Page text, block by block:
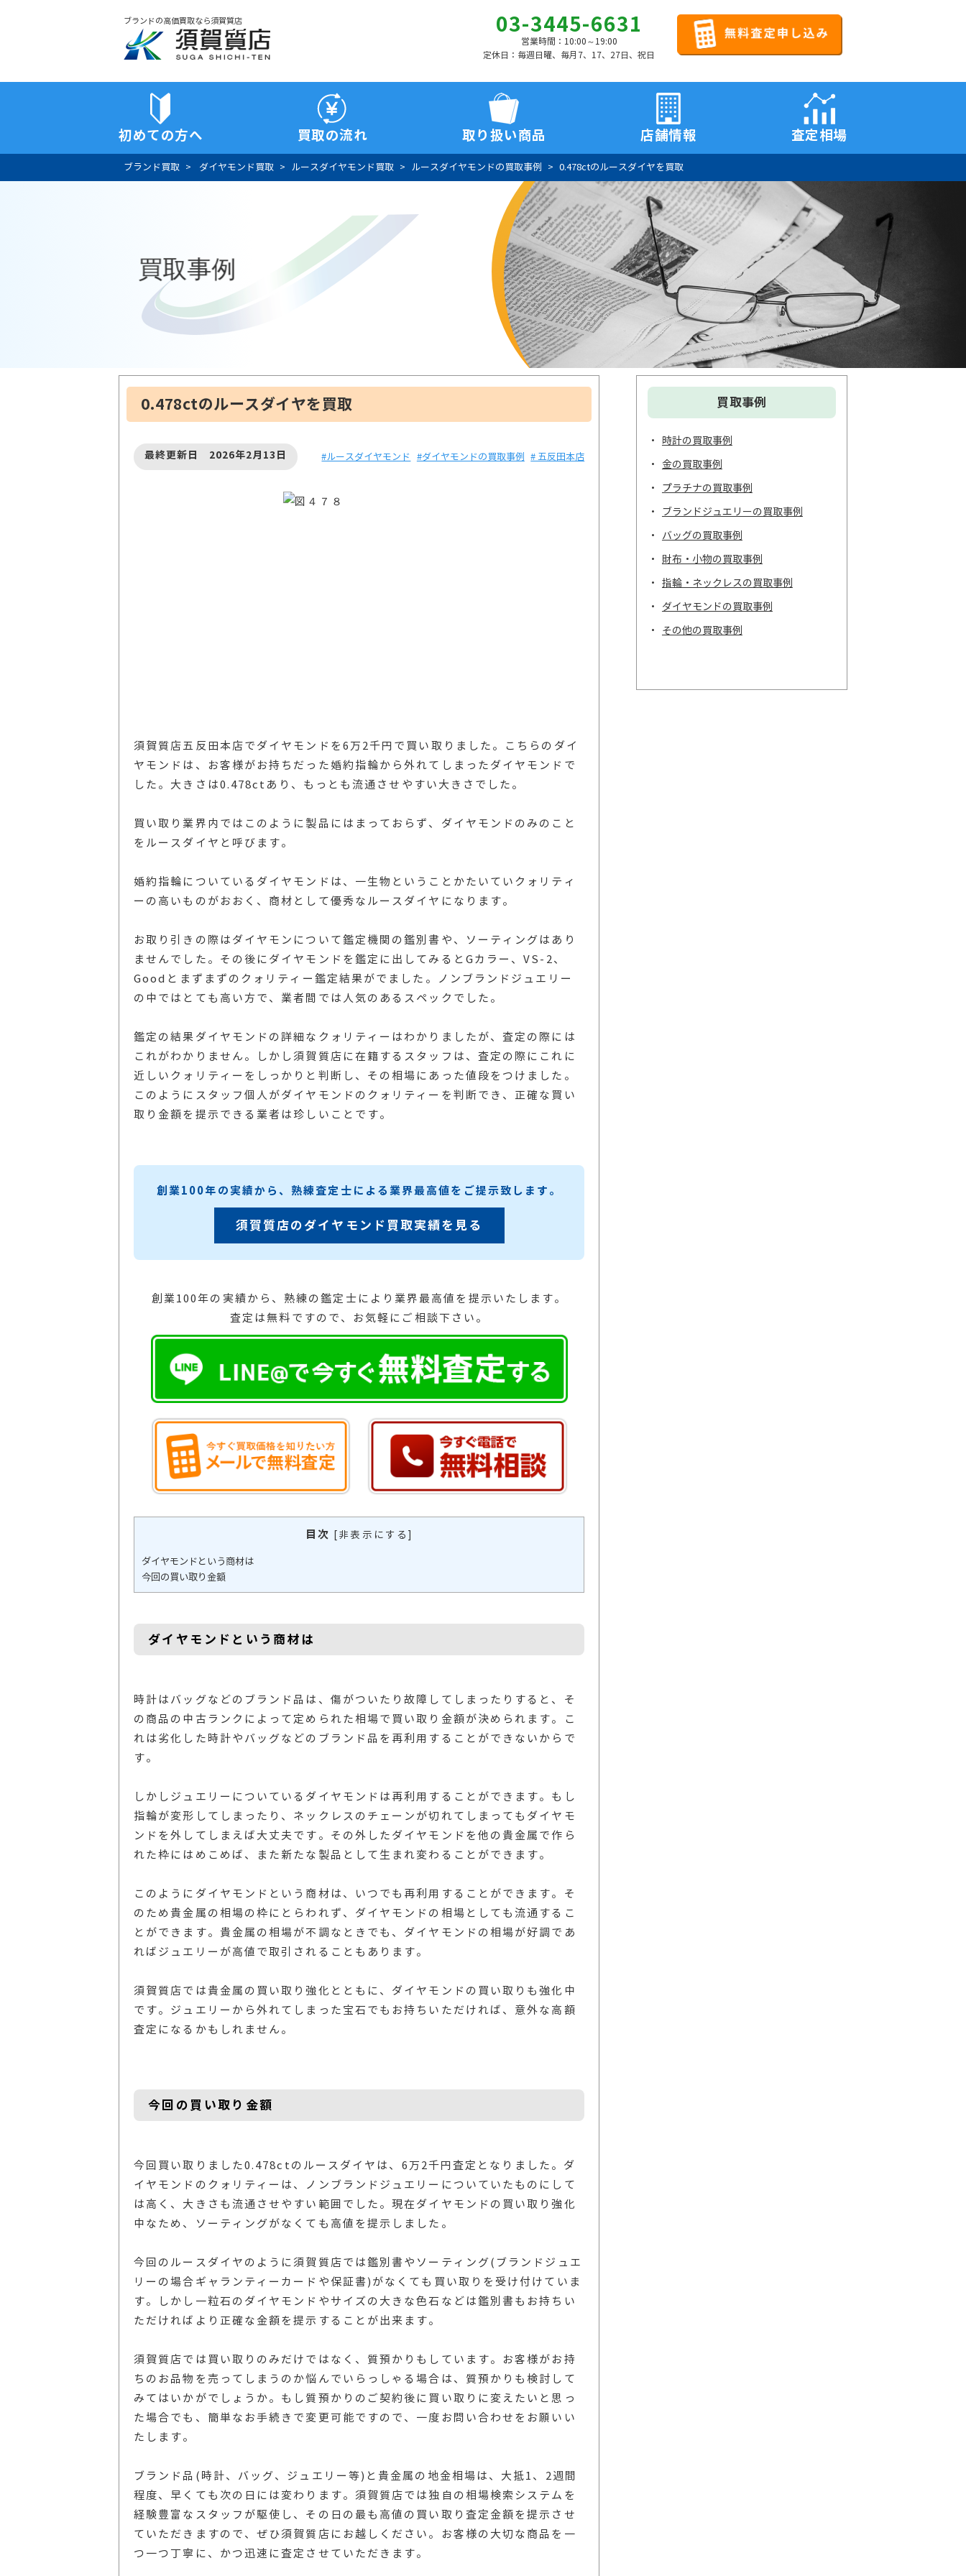
ブランドの高価買取なら須賀質店
03-3445-6631
営業時間：10:00～19:00
定休日：毎週日曜、毎月7、17、27日、祝日
初めての方へ 買取の流れ 取り扱い商品 店舗情報 査定相場
ブランド買取 ダイヤモンド買取 ルースダイヤモンド買取 ルースダイヤモンドの買取事例 0.478ctのルースダイヤを買取
買取事例
0.478ctのルースダイヤを買取
最終更新日 2026年2月13日 #ルースダイヤモンド #ダイヤモンドの買取事例 # 五反田本店
須賀質店五反田本店でダイヤモンドを6万2千円で買い取りました。こちらのダイ
ヤモンドは、お客様がお持ちだった婚約指輪から外れてしまったダイヤモンドで
した。大きさは0.478ctあり、もっとも流通させやすい大きさでした。
買い取り業界内ではこのように製品にはまっておらず、ダイヤモンドのみのこと
をルースダイヤと呼びます。
婚約指輪についているダイヤモンドは、一生物ということかたいていクォリティ
ーの高いものがおおく、商材として優秀なルースダイヤになります。
お取り引きの際はダイヤモンについて鑑定機関の鑑別書や、ソーティングはあり
ませんでした。その後にダイヤモンドを鑑定に出してみるとGカラー、VS-2、
Goodとまずまずのクォリティー鑑定結果がでました。ノンブランドジュエリー
の中ではとても高い方で、業者間では人気のあるスペックでした。
鑑定の結果ダイヤモンドの詳細なクォリティーはわかりましたが、査定の際には
これがわかりません。しかし須賀質店に在籍するスタッフは、査定の際にこれに
近しいクォリティーをしっかりと判断し、その相場にあった値段をつけました。
このようにスタッフ個人がダイヤモンドのクォリティーを判断でき、正確な買い
取り金額を提示できる業者は珍しいことです。
創業100年の実績から、熟練査定士による業界最高値をご提示致します。
須賀質店のダイヤモンド買取実績を見る
創業100年の実績から、熟練の鑑定士により業界最高値を提示いたします。
査定は無料ですので、お気軽にご相談下さい。
目次 [非表示にする ]
ダイヤモンドという商材は
今回の買い取り金額
ダイヤモンドという商材は
時計はバッグなどのブランド品は、傷がついたり故障してしまったりすると、そ
の商品の中古ランクによって定められた相場で買い取り金額が決められます。こ
れは劣化した時計やバッグなどのブランド品を再利用することができないからで
す。
しかしジュエリーについているダイヤモンドは再利用することができます。もし
指輪が変形してしまったり、ネックレスのチェーンが切れてしまってもダイヤモ
ンドを外してしまえば大丈夫です。その外したダイヤモンドを他の貴金属で作ら
れた枠にはめこめば、また新たな製品として生まれ変わることができます。
このようにダイヤモンドという商材は、いつでも再利用することができます。そ
のため貴金属の相場の枠にとらわれず、ダイヤモンドの相場としても流通するこ
とができます。貴金属の相場が不調なときでも、ダイヤモンドの相場が好調であ
ればジュエリーが高値で取引されることもあります。
須賀質店では貴金属の買い取り強化とともに、ダイヤモンドの買い取りも強化中
です。ジュエリーから外れてしまった宝石でもお持ちいただければ、意外な高額
査定になるかもしれません。
今回の買い取り金額
今回買い取りました0.478ctのルースダイヤは、6万2千円査定となりました。ダ
イヤモンドのクォリティーは、ノンブランドジュエリーについていたものにして
は高く、大きさも流通させやすい範囲でした。現在ダイヤモンドの買い取り強化
中なため、ソーティングがなくても高値を提示しました。
今回のルースダイヤのように須賀質店では鑑別書やソーティング(ブランドジュエ
リーの場合ギャランティーカードや保証書)がなくても買い取りを受け付けていま
す。しかし一粒石のダイヤモンドやサイズの大きな色石などは鑑別書もお持ちい
ただければより正確な金額を提示することが出来ます。
須賀質店では買い取りのみだけではなく、質預かりもしています。お客様がお持
ちのお品物を売ってしまうのか悩んでいらっしゃる場合は、質預かりも検討して
みてはいかがでしょうか。もし質預かりのご契約後に買い取りに変えたいと思っ
た場合でも、簡単なお手続きで変更可能ですので、一度お問い合わせをお願いい
たします。
ブランド品(時計、バッグ、ジュエリー等)と貴金属の地金相場は、大抵1、2週間
程度、早くても次の日には変わります。須賀質店では独自の相場検索システムを
経験豊富なスタッフが駆使し、その日の最も高値の買い取り査定金額を提示させ
ていただきますので、ぜひ須賀質店にお越しください。お客様の大切な商品を一
つ一つ丁寧に、かつ迅速に査定させていただきます。
買取事例
時計の買取事例
金の買取事例
プラチナの買取事例
ブランドジュエリーの買取事例
バッグの買取事例
財布・小物の買取事例
指輪・ネックレスの買取事例
ダイヤモンドの買取事例
その他の買取事例